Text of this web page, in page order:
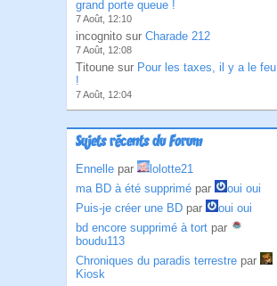
grand porte queue !
7 Août, 12:10
incognito sur Charade 212
7 Août, 12:08
Titoune sur Pour les taxes, il y a le feu
!
7 Août, 12:04
Sujets récents du Forum
Ennelle par
lolotte21
ma BD à été supprimé par
oui oui
Puis-je créer une BD par
oui oui
bd encore supprimé à tort par
boudu113
Chroniques du paradis terrestre par
Kiosk